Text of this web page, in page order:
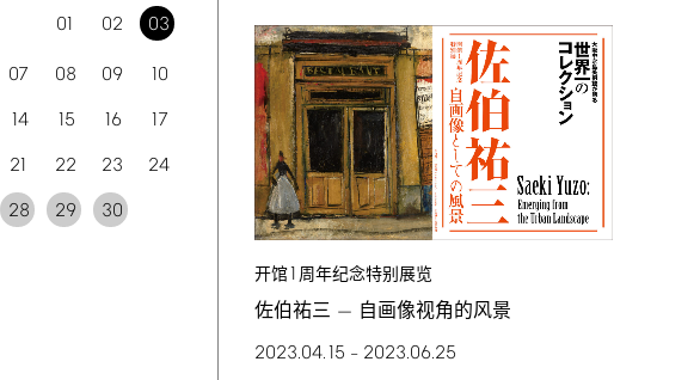
01 02 03
07 08 09 10
14 15 16 17
21 22 23 24
28 29 30
开馆 1周年纪念特别展览
佐伯祐三 — 自画像视角的风景
2023.04.15 – 2023.06.25